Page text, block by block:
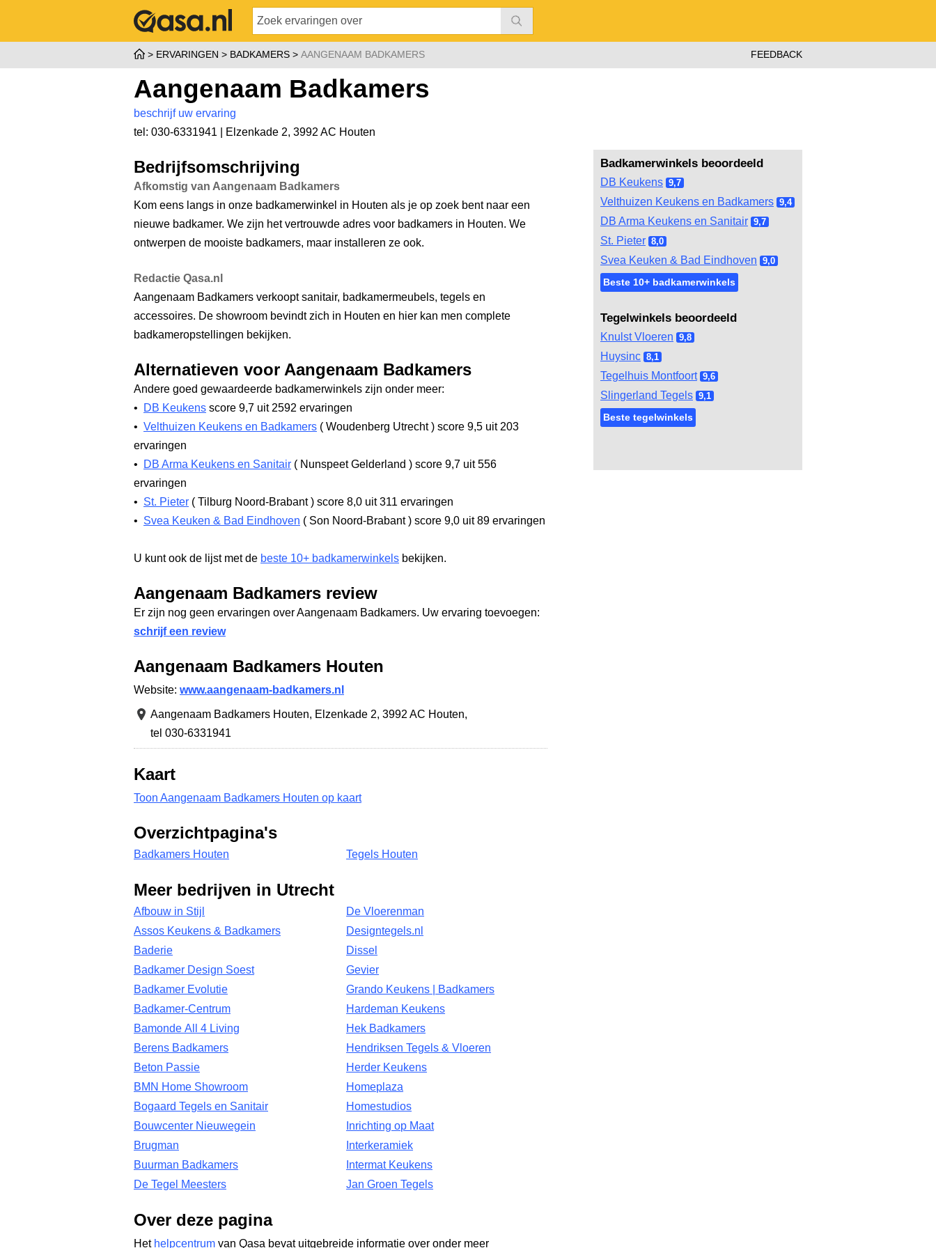
ERVARINGEN BADKAMERS AANGENAAM BADKAMERS FEEDBACK
Aangenaam Badkamers
beschrijf uw ervaring
tel: 030-6331941 |
Elzenkade 2, 3992 AC Houten
Badkamerwinkels beoordeeld
DB Keukens 9,7
Velthuizen Keukens en Badkamers 9,4
DB Arma Keukens en Sanitair 9,7
St. Pieter 8,0
Svea Keuken & Bad Eindhoven 9,0
Beste 10+ badkamerwinkels
Tegelwinkels beoordeeld
Knulst Vloeren 9,8
Huysinc 8,1
Tegelhuis Montfoort 9,6
Slingerland Tegels 9,1
Beste tegelwinkels
Bedrijfsomschrijving
Afkomstig van Aangenaam Badkamers
Kom eens langs in onze badkamerwinkel in Houten als je op zoek bent naar een
nieuwe badkamer. We zijn het vertrouwde adres voor badkamers in Houten. We
ontwerpen de mooiste badkamers, maar installeren ze ook.
Redactie Qasa.nl
Aangenaam Badkamers verkoopt sanitair, badkamermeubels, tegels en
accessoires. De showroom bevindt zich in Houten en hier kan men complete
badkameropstellingen bekijken.
Alternatieven voor Aangenaam Badkamers
Andere goed gewaardeerde badkamerwinkels zijn onder meer:
•
DB Keukens score 9,7 uit 2592 ervaringen
• Velthuizen Keukens en Badkamers ( Woudenberg Utrecht) score 9,5 uit 203
ervaringen
•
DB Arma Keukens en Sanitair ( Nunspeet Gelderland ) score 9,7 uit 556
ervaringen
• St. Pieter ( Tilburg Noord-Brabant) score 8,0 uit 311 ervaringen
• Svea Keuken & Bad Eindhoven ( Son Noord-Brabant) score 9,0 uit 89 ervaringen
U kunt ook de lijst met de beste 10+ badkamerwinkels bekijken.
Aangenaam Badkamers review
Er zijn nog geen ervaringen over Aangenaam Badkamers. Uw ervaring toevoegen:
schrijf een review
Aangenaam Badkamers Houten
Website: www.aangenaam-badkamers.nl
Aangenaam Badkamers Houten, Elzenkade 2, 3992 AC Houten,
tel 030-6331941
Kaart
Toon Aangenaam Badkamers Houten op kaart
Overzichtpagina's
Badkamers Houten Tegels Houten
Meer bedrijven in Utrecht
Afbouw in Stijl
Assos Keukens & Badkamers
Baderie
Badkamer Design Soest
Badkamer Evolutie
Badkamer-Centrum
Bamonde All 4 Living
Berens Badkamers
Beton Passie
BMN Home Showroom
Bogaard Tegels en Sanitair
Bouwcenter Nieuwegein
Brugman
Buurman Badkamers
De Tegel Meesters
De Vloerenman
Designtegels.nl
Dissel
Gevier
Grando Keukens | Badkamers
Hardeman Keukens
Hek Badkamers
Hendriksen Tegels & Vloeren
Herder Keukens
Homeplaza
Homestudios
Inrichting op Maat
Interkeramiek
Intermat Keukens
Jan Groen Tegels
Over deze pagina
Het helpcentrum van Qasa bevat uitgebreide informatie over onder meer